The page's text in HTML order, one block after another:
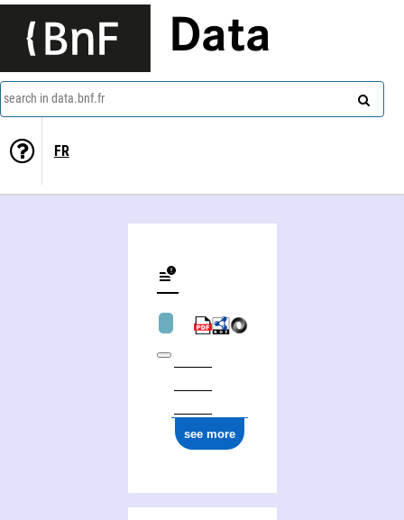
Data
search in data.bnf.fr
FR
see more